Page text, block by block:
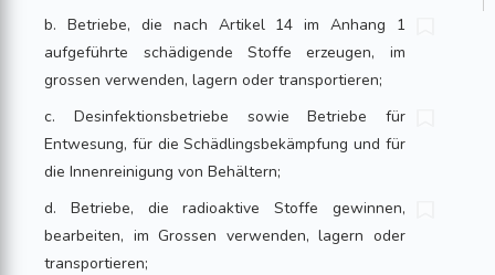
b. Betriebe, die nach Artikel 14 im Anhang 1
aufgeführte schädigende Stoffe er­zeugen, im
grossen verwenden, lagern oder transportieren;
c. Desinfektionsbetriebe sowie Betriebe für
Entwesung, für die Schädlings­bekämpfung und für
die Innenreinigung von Behältern;
d. Betriebe, die radioaktive Stoffe gewinnen,
bearbeiten, im Grossen verwen­den, lagern oder
transportieren;